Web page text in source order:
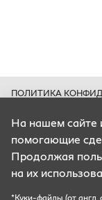
ПОЛИТИКА
Цены носят
являются публичной
ГК РФ.
Все содержащиеся на
информационный
комплектации
На нашем сайте
помогающие
Продолжая
на их
*Куки-файлы (от англ.